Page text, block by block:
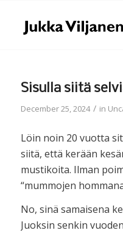
Sisulla siitä
December 25, 2024 / in
Löin noin 20 vuotta
siitä, että kerään
mustikoita. Ilman
“mummojen
No, sinä samaisena
Juoksin senkin